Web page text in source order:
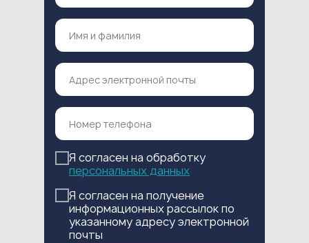
Я согласен на обработку
персональных данных
Я согласен на получение
информационных рассылок по
указанному адресу электронной
почты